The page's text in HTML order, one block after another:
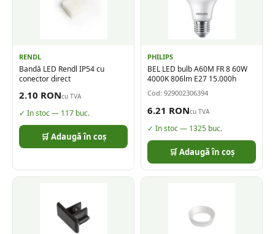
RENDL
Bandă LED Rendl IP54 cu
conector direct
2.10 RONcu TVA
✓ In stoc — 117 buc.
🛒 Adaugă în coș
PHILIPS
BEL LED bulb A60M FR 8 60W
4000K 806lm E27 15.000h
Cod: 929002306394
6.21 RONcu TVA
✓ In stoc — 1325 buc.
🛒 Adaugă în coș